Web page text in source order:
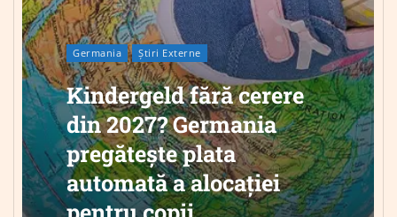
Germania Știri Externe
Kindergeld fără cerere
din 2027? Germania
pregătește plata
automată a alocației